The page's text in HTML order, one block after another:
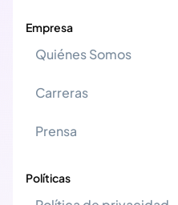
Empresa
Quiénes Somos
Carreras
Prensa
Políticas